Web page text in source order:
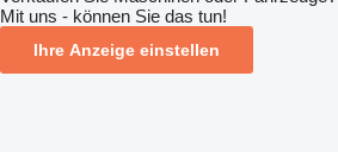
Mit uns - können Sie das tun!
Ihre Anzeige einstellen